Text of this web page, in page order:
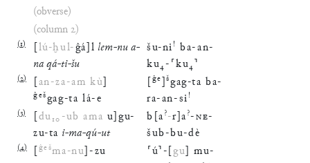
(obverse)
(column 2)
(1) [lú-ḫul-ĝá]l lem-nu a-
naqá-ti-šu
šu-ni ! ba-an-
ku₄-⸢ku₄⸣
(2) [an-za-am kù]
ĝešgag-ta lá-e
[ĝe]šgag-ta ba-
ra-an-si !
(3) [du₁₀-ub ama u]gu-
zu-ta i-ma-qú-ut
b [a ?-r]a ?-NE-
šub-bu-dè
(4) [ĝešma-nu]-zu ⸢ú⸣-[gu] mu-